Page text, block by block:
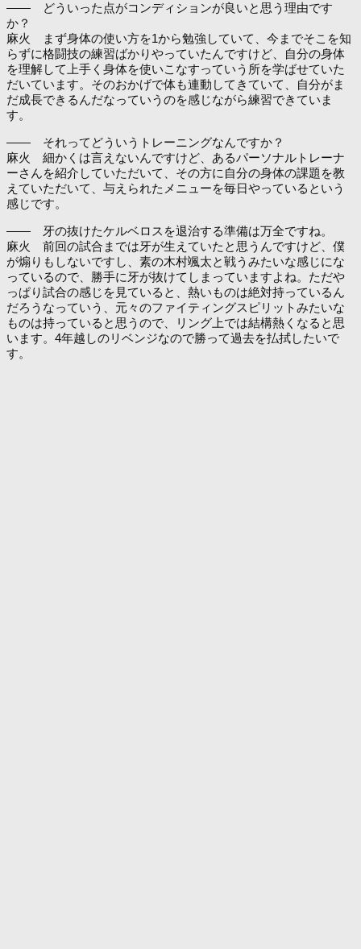
―― どういった点がコンディションが良いと思う理由です
か？
麻火 まず身体の使い方を1から勉強していて、今までそこを知
らずに格闘技の練習ばかりやっていたんですけど、自分の身体
を理解して上手く身体を使いこなすっていう所を学ばせていた
だいています。そのおかげで体も連動してきていて、自分がま
だ成長できるんだなっていうのを感じながら練習できていま
す。
―― それってどういうトレーニングなんですか？
麻火 細かくは言えないんですけど、あるパーソナルトレーナ
ーさんを紹介していただいて、その方に自分の身体の課題を教
えていただいて、与えられたメニューを毎日やっているという
感じです。
―― 牙の抜けたケルベロスを退治する準備は万全ですね。
麻火 前回の試合までは牙が生えていたと思うんですけど、僕
が煽りもしないですし、素の木村颯太と戦うみたいな感じにな
っているので、勝手に牙が抜けてしまっていますよね。ただや
っぱり試合の感じを見ていると、熱いものは絶対持っているん
だろうなっていう、元々のファイティングスピリットみたいな
ものは持っていると思うので、リング上では結構熱くなると思
います。4年越しのリベンジなので勝って過去を払拭したいで
す。